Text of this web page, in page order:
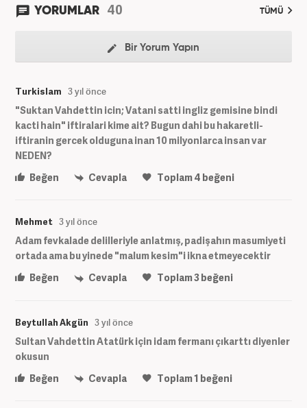
YORUMLAR 40 TÜMÜ
Bir Yorum Yapın
Turkislam 3 yıl önce
"Suktan Vahdettin icin; Vatani satti ingliz gemisine bindi
kacti hain" iftiralari kime ait? Bugun dahi bu hakaretli-
iftiranin gercek olduguna inan 10 milyonlarca insan var
NEDEN?
Beğen
Cevapla Toplam4 beğeni
Mehmet 3 yıl önce
Adam fevkalade delilleriyle anlatmış, padişahın masumiyeti
ortada ama bu yinede "malum kesim"i ikna etmeyecektir
Beğen
Cevapla Toplam3beğeni
Beytullah Akgün 3 yıl önce
Sultan Vahdettin Atatürk için idam fermanı çıkarttı diyenler
okusun
Beğen
Cevapla Toplam1 beğeni